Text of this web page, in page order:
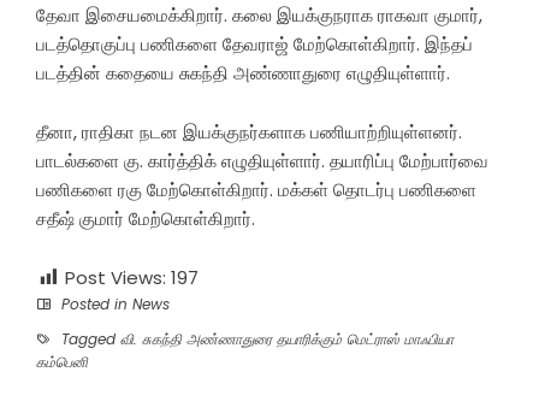
தேவா இசையமைக்கிறார். கலை இயக்குநராக ராகவா குமார்,
படத்தொகுப்பு பணிகளை தேவராஜ் மேற்கொள்கிறார். இந்தப்
படத்தின் கதையை சுகந்தி அண்ணாதுரை எழுதியுள்ளார்.
தீனா, ராதிகா நடன இயக்குநர்களாக பணியாற்றியுள்ளனர்.
பாடல்களை கு. கார்த்திக் எழுதியுள்ளார். தயாரிப்பு மேற்பார்வை
பணிகளை ரகு மேற்கொள்கிறார். மக்கள் தொடர்பு பணிகளை
சதீஷ் குமார் மேற்கொள்கிறார்.
Post Views: 197
Posted in News
Tagged வி. சுகந்தி அண்ணாதுரை தயாரிக்கும் மெட்ராஸ் மாஃபியா
கம்பெனி